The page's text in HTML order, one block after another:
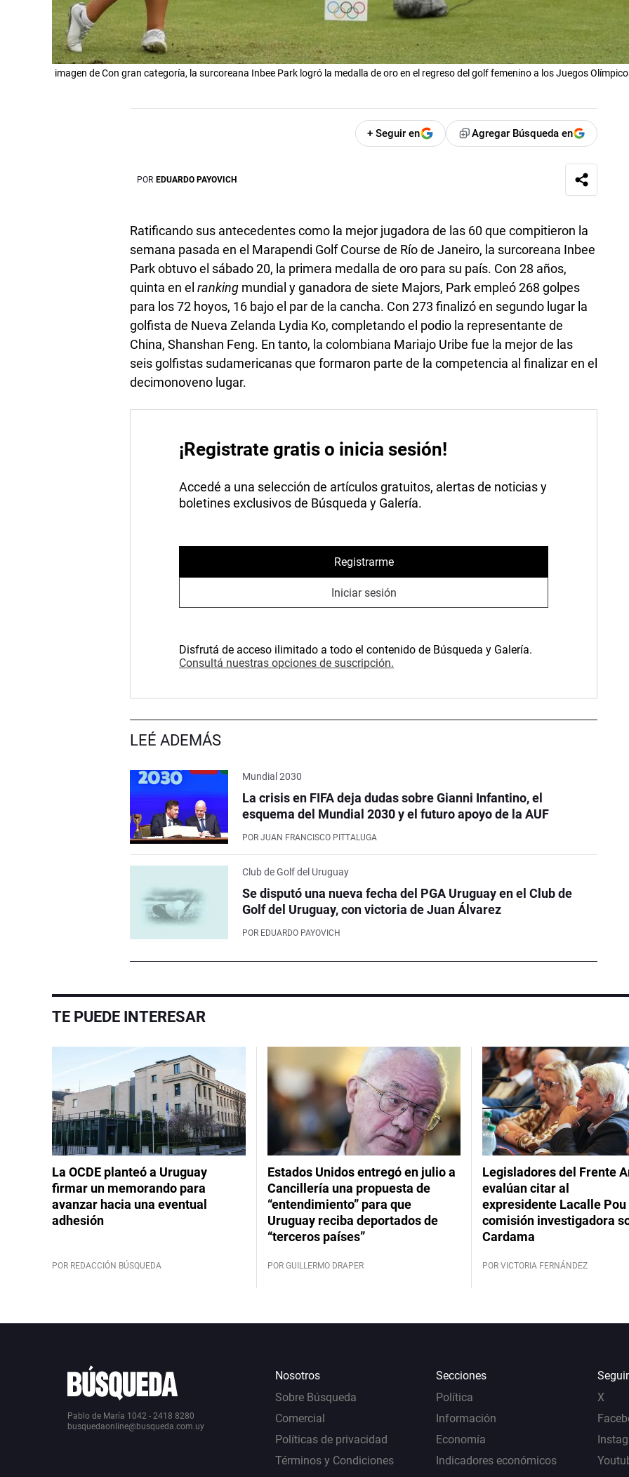
imagen de Con gran categoría, la surcoreana Inbee Park logró la medalla de oro en el regreso del golf femenino a los Juegos
+ Seguir en Agregar Búsqueda en
POR EDUARDO PAYOVICH
Ratificando sus antecedentes como la mejor jugadora de las 60 que compitieron la
semana pasada en el Marapendi Golf Course de Río de Janeiro, la surcoreana Inbee
Park obtuvo el sábado 20, la primera medalla de oro para su país. Con 28 años,
quinta en elranking mundial y ganadora de siete Majors, Park empleó 268 golpes
para los 72 hoyos, 16 bajo el par de la cancha. Con 273 finalizó en segundo lugar la
golfista de Nueva Zelanda Lydia Ko, completando el podio la representante de
China, Shanshan Feng. En tanto, la colombiana Mariajo Uribe fue la mejor de las
seis golfistas sudamericanas que formaron parte de la competencia al finalizar en el
decimonoveno lugar.
¡Registrate gratis o inicia sesión!
Accedé a una selección de artículos gratuitos, alertas de noticias y
boletines exclusivos de Búsqueda y Galería.
Registrarme
Iniciar sesión
Disfrutá de acceso ilimitado a todo el contenido de Búsqueda y Galería.
Consultá nuestras opciones de suscripción.
LEÉ ADEMÁS
Mundial 2030
La crisis en FIFA deja dudas sobre Gianni Infantino, el
esquema del Mundial 2030 y el futuro apoyo de la AUF
POR JUAN FRANCISCO PITTALUGA
Club de Golf del Uruguay
Se disputó una nueva fecha del PGA Uruguay en el Club de
Golf del Uruguay, con victoria de Juan Álvarez
POR EDUARDO PAYOVICH
TE PUEDE INTERESAR
La OCDE planteó a Uruguay
firmar un memorando para
avanzar hacia una eventual
adhesión
POR REDACCIÓN BÚSQUEDA
Estados Unidos entregó en julio a
Cancillería una propuesta de
“entendimiento” para que
Uruguay reciba deportados de
“terceros países”
POR GUILLERMO DRAPER
Legisladores del Frente
evalúan citar al
expresidente Lacalle Pou
comisión investigadora
Cardama
POR VICTORIA FERNÁNDEZ
Pablo de María 1042 - 2418 8280
busquedaonline@busqueda.com.uy
Nosotros
Sobre Búsqueda
Comercial
Políticas de privacidad
Términos y Condiciones
Secciones
Política
Información
Economía
Indicadores económicos
X